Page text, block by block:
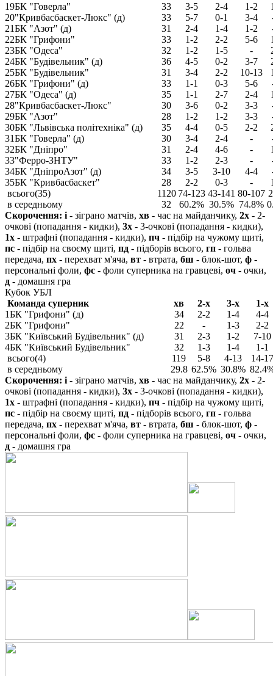
19БК "Говерла" 33 3-5 2-4 1-2
20"Кривбасбаскет-Люкс" (д) 33 5-7 0-1 3-4
21БК "Азот" (д) 31 2-4 1-4 1-2
22БК "Грифони" 33 1-2 2-2 5-6
23БК "Одеса" 32 1-2 1-5 -
24БК "Будівельник" (д) 36 4-5 0-2 3-7
25БК "Будівельник" 31 3-4 2-2 10-13
26БК "Грифони" (д) 33 1-1 0-3 5-6
27БК "Одеса" (д) 35 1-1 2-7 2-4
28"Кривбасбаскет-Люкс" 30 3-6 0-2 3-3
29БК "Азот" 28 1-2 1-2 3-3
30БК "Львівська політехніка" (д) 35 4-4 0-5 2-2
31БК "Говерла" (д) 30 3-4 2-4 -
32БК "Дніпро" 31 2-4 4-6 -
33"Ферро-ЗНТУ" 33 1-2 2-3 -
34БК "ДніпроАзот" (д) 34 3-5 3-10 4-4
35БК "Кривбасбаскет" 28 2-2 0-3 -
всього(35)
1120 74-123 43-141 80-107
в середньому
32 60.2% 30.5% 74.8%
Скорочення: і - зіграно матчів, хв - час на майданчику, 2х - 2-
очкові (попадання - кидки), 3х - 3-очкові (попадання - кидки),
1х - штрафні (попадання - кидки), пч - підбір на чужому щиті,
пс - підбір на своєму щиті, пд - підборів всього, гп - гольва
передача, пх - перехват м'яча, вт - втрата, бш - блок-шот, ф -
персональні фоли, фс - фоли суперника на гравцеві, оч - очки,
д - домашня гра
Кубок УБЛ
Команда суперник
хв 2-х 3-х
1-х
1БК "Грифони" (д) 34 2-2 1-4
4-4
2БК "Грифони" 22 - 1-3
2-2
3БК "Київський Будівельник" (д) 31 2-3 1-2
7-10
4БК "Київський Будівельник" 32 1-3 1-4
1-1
всього(4)
119 5-8 4-13
14-17
в середньому
29.8 62.5% 30.8%
Скорочення: і - зіграно матчів, хв - час на майданчику, 2х - 2-
очкові (попадання - кидки), 3х - 3-очкові (попадання - кидки),
1х - штрафні (попадання - кидки), пч - підбір на чужому щиті,
пс - підбір на своєму щиті, пд - підборів всього, гп - гольва
передача, пх - перехват м'яча, вт - втрата, бш - блок-шот, ф -
персональні фоли, фс - фоли суперника на гравцеві, оч - очки,
д - домашня гра